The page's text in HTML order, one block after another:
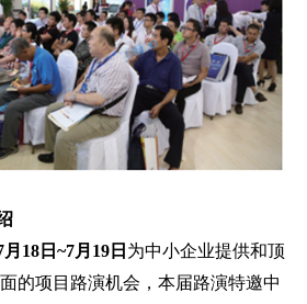
月18日~7月19日 为中小企业提供和顶
的项目路演机会，本届路演特邀中